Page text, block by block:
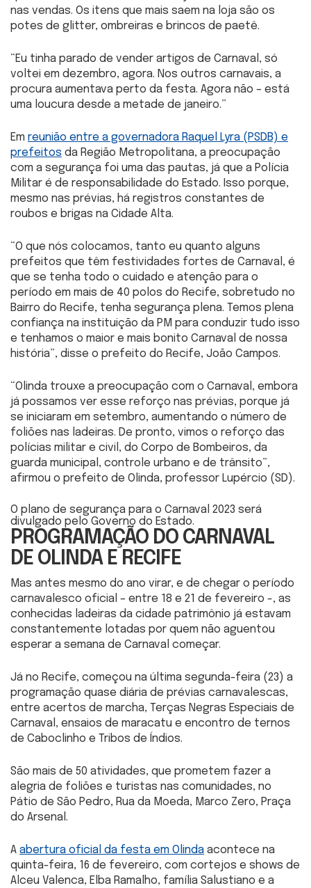
nas vendas. Os itens que mais saem na loja são os
potes de glitter, ombreiras e brincos de paetê.
“Eu tinha parado de vender artigos de Carnaval, só
voltei em dezembro, agora. Nos outros carnavais, a
procura aumentava perto da festa. Agora não – está
uma loucura desde a metade de janeiro.”
Em reunião entre a governadora Raquel Lyra (PSDB) e
prefeitos da Região Metropolitana, a preocupação
com a segurança foi uma das pautas, já que a Polícia
Militar é de responsabilidade do Estado. Isso porque,
mesmo nas prévias, há registros constantes de
roubos e brigas na Cidade Alta.
“O que nós colocamos, tanto eu quanto alguns
prefeitos que têm festividades fortes de Carnaval, é
que se tenha todo o cuidado e atenção para o
período em mais de 40 polos do Recife, sobretudo no
Bairro do Recife, tenha segurança plena. Temos plena
confiança na instituição da PM para conduzir tudo isso
e tenhamos o maior e mais bonito Carnaval de nossa
história”, disse o prefeito do Recife, João Campos.
“Olinda trouxe a preocupação com o Carnaval, embora
já possamos ver esse reforço nas prévias, porque já
se iniciaram em setembro, aumentando o número de
foliões nas ladeiras. De pronto, vimos o reforço das
polícias militar e civil, do Corpo de Bombeiros, da
guarda municipal, controle urbano e de trânsito”,
afirmou o prefeito de Olinda, professor Lupércio (SD).
O plano de segurança para o Carnaval 2023 será
divulgado pelo Governo do Estado.
PROGRAMAÇÃO DO CARNAVAL
DE OLINDA E RECIFE
Mas antes mesmo do ano virar, e de chegar o período
carnavalesco oficial – entre 18 e 21 de fevereiro -, as
conhecidas ladeiras da cidade patrimônio já estavam
constantemente lotadas por quem não aguentou
esperar a semana de Carnaval começar.
Já no Recife, começou na última segunda-feira (23) a
programação quase diária de prévias carnavalescas,
entre acertos de marcha, Terças Negras Especiais de
Carnaval, ensaios de maracatu e encontro de ternos
de Caboclinho e Tribos de Índios.
São mais de 50 atividades, que prometem fazer a
alegria de foliões e turistas nas comunidades, no
Pátio de São Pedro, Rua da Moeda, Marco Zero, Praça
do Arsenal.
A abertura oficial da festa em Olinda acontece na
quinta-feira, 16 de fevereiro, com cortejos e shows de
Alceu Valenca, Elba Ramalho, família Salustiano e a